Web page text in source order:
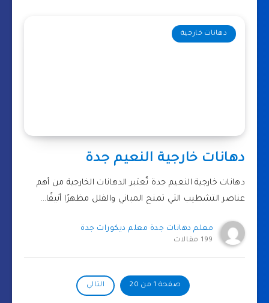
دهانات خارجية
دهانات خارجية النعيم جدة
دهانات خارجية النعيم جدة تُعتبر الدهانات الخارجية من أهم
عناصر التشطيب التي تمنح المباني والفلل مظهرًا أنيقًا…
معلم دهانات جدة معلم ديكورات جدة
199 مقالات
صفحة 1 من 20 التالي